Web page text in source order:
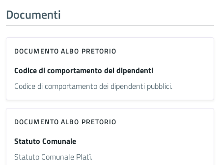
Documenti
DOCUMENTO ALBO PRETORIO
Codice di comportamento dei dipendenti
Codice di comportamento dei dipendenti pubblici.
DOCUMENTO ALBO PRETORIO
Statuto Comunale
Statuto Comunale Platì.